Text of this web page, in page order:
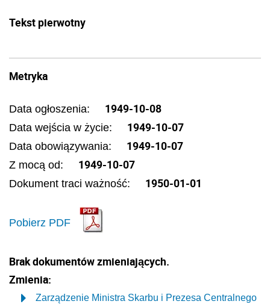
Tekst pierwotny
Metryka
Data ogłoszenia: 1949-10-08
Data wejścia w życie: 1949-10-07
Data obowiązywania: 1949-10-07
Z mocą od: 1949-10-07
Dokument traci ważność: 1950-01-01
Pobierz PDF
Brak dokumentów zmieniających.
Zmienia:
Zarządzenie Ministra Skarbu i Prezesa Centralnego